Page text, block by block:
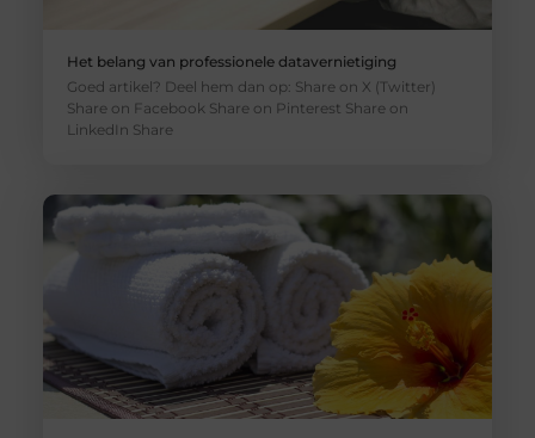
Het belang van professionele datavernietiging
Goed artikel? Deel hem dan op: Share on X (Twitter)
Share on Facebook Share on Pinterest Share on
LinkedIn Share